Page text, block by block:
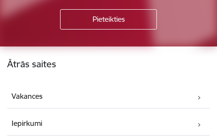
Kājene
Ātrās saites
Vakances
Iepirkumi